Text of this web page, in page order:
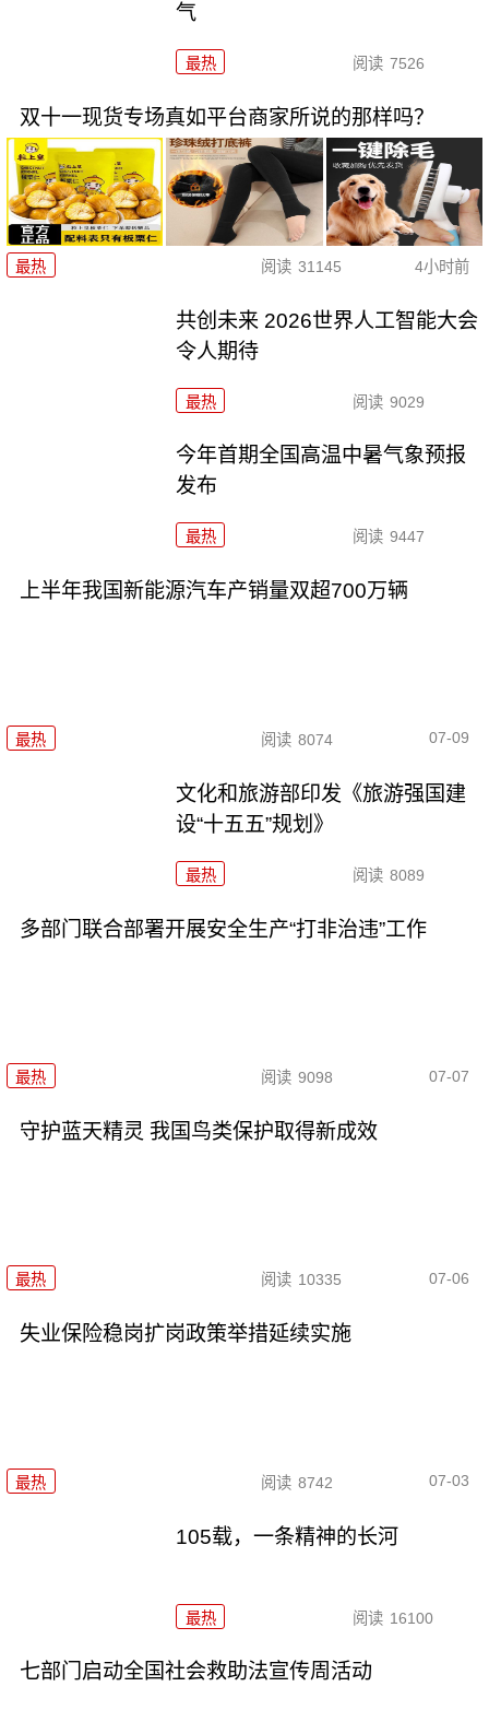
气
最热 阅读 7526
双十一现货专场真如平台商家所说的那样吗？
最热 阅读 31145 4小时前
共创未来 2026世界人工智能大会
令人期待
最热 阅读 9029
今年首期全国高温中暑气象预报
发布
最热 阅读 9447
上半年我国新能源汽车产销量双超700万辆
最热 阅读 8074 07-09
文化和旅游部印发《旅游强国建
设“十五五”规划》
最热 阅读 8089
多部门联合部署开展安全生产“打非治违”工作
最热 阅读 9098 07-07
守护蓝天精灵 我国鸟类保护取得新成效
最热 阅读 10335 07-06
失业保险稳岗扩岗政策举措延续实施
最热 阅读 8742 07-03
105载，一条精神的长河
最热 阅读 16100
七部门启动全国社会救助法宣传周活动